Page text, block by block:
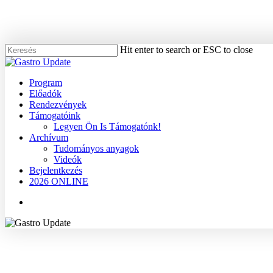
content
Hit enter to search or ESC to close
Close
Menu
Program
Előadók
Rendezvények
Támogatóink
Legyen Ön Is Támogatónk!
Archívum
Tudományos anyagok
Videók
Bejelentkezés
2026 ONLINE